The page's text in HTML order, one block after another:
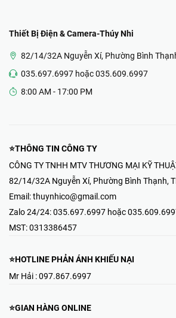
Thiết Bị Điện & Camera-Thúy Nhi
82/14/32A Nguyễn Xí, Phường Bình
035.697.6997 hoặc 035.609.6997
8:00 AM - 17:00 PM
⭐THÔNG TIN CÔNG TY
CÔNG TY TNHH MTV THƯƠNG MẠI KỸ
82/14/32A Nguyễn Xí, Phường Bình Thạnh,
Email:thuynhico@gmail.com
Zalo 24/24:035.697.6997 hoặc
MST:0313386457
⭐HOTLINE PHẢN ÁNH KHIẾU NẠI
Mr Hải : 097.867.6997
⭐GIAN HÀNG ONLINE